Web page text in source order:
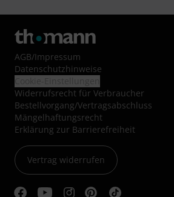
AGB/Impressum
Datenschutzhinweise
Widerrufsrecht für Verbraucher
Bestellvorgang/Vertragsabschluss
Mängelhaftungsrecht
Erklärung zur Barrierefreiheit
Vertrag widerrufen